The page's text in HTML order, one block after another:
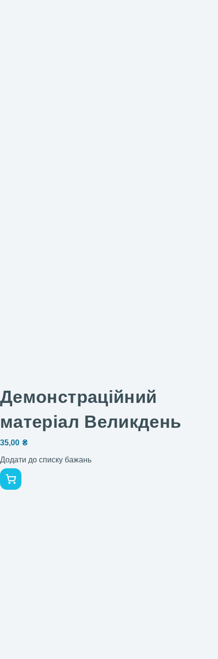
Демонстраційний
матеріал Великдень
35,00 ₴
Додати до списку бажань